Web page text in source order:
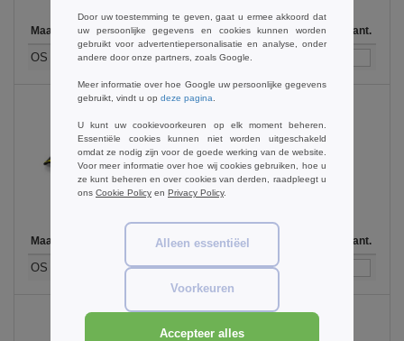
Maat 1-11 12-35 36 + Op voorraad Aant.
OS €8.99 €6.99 €5.99
Black / Yellow
Maat 12-35 36 + Aant.
OS €6.99 €5.99
Door uw toestemming te geven, gaat u ermee akkoord dat
uw persoonlijke gegevens en cookies kunnen worden
gebruikt voor advertentiepersonalisatie en analyse, onder
andere door onze partners, zoals Google.
Meer informatie over hoe Google uw persoonlijke gegevens
gebruikt, vindt u op deze pagina
U kunt uw cookievoorkeuren op elk moment beheren.
Essentiële cookies kunnen niet worden uitgeschakeld
omdat ze nodig zijn voor de goede werking van de website.
Voor meer informatie over hoe wij cookies gebruiken, hoe u
ze kunt beheren en over cookies van derden, raadpleegt u
ons Cookie Policy en Privacy Policy.
Alleen essentiëel
Voorkeuren
Accepteer alles